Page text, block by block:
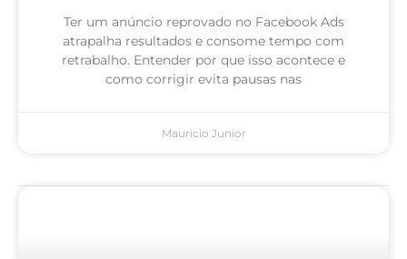
Ter um anúncio reprovado no Facebook Ads
atrapalha resultados e consome tempo com
retrabalho. Entender por que isso acontece e
como corrigir evita pausas nas
Mauricio Junior